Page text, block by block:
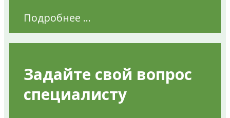
Подробнее ...
Задайте свой вопрос
специалисту